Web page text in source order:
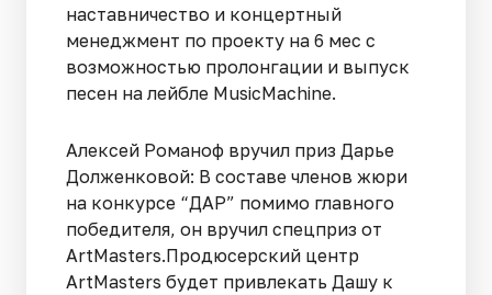
наставничество и концертный
менеджмент по проекту на 6 мес с
возможностью пролонгации и выпуск
песен на лейбле MusicMachine.
Алексей Романоф вручил приз Дарье
Долженковой: В составе членов жюри
на конкурсе “ДАР” помимо главного
победителя, он вручил спецприз от
ArtMasters.Продюсерский центр
ArtMasters будет привлекать Дашу к